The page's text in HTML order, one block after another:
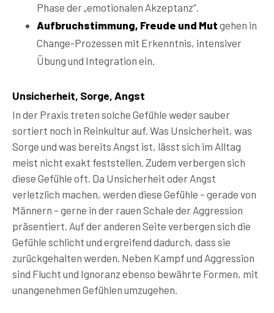
Phase der „emotionalen Akzeptanz“.
Aufbruchstimmung, Freude und Mut gehen in
Change-Prozessen mit Erkenntnis, intensiver
Übung und Integration ein.
Unsicherheit, Sorge, Angst
In der Praxis treten solche Gefühle weder sauber
sortiert noch in Reinkultur auf. Was Unsicherheit, was
Sorge und was bereits Angst ist, lässt sich im Alltag
meist nicht exakt feststellen. Zudem verbergen sich
diese Gefühle oft. Da Unsicherheit oder Angst
verletzlich machen, werden diese Gefühle – gerade von
Männern – gerne in der rauen Schale der Aggression
präsentiert. Auf der anderen Seite verbergen sich die
Gefühle schlicht und ergreifend dadurch, dass sie
zurückgehalten werden. Neben Kampf und Aggression
sind Flucht und Ignoranz ebenso bewährte Formen, mit
unangenehmen Gefühlen umzugehen.